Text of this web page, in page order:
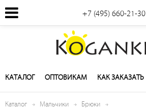
+7 (495) 660-21-30
КАТАЛОГ ОПТОВИКАМ КАК ЗАКАЗАТЬ
Каталог Мальчики Брюки